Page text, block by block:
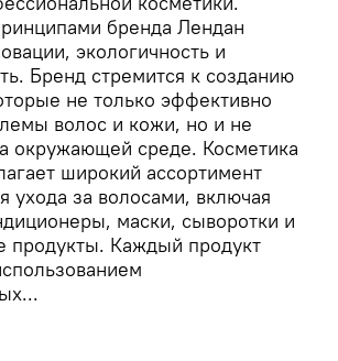
бренда Лендан
экологичность и
Бренд стремится к созданию
не только эффективно
волос и кожи, но и не
окружающей среде. Косметика
широкий ассортимент
ухода за волосами, включая
маски, сыворотки и
продукты. Каждый продукт